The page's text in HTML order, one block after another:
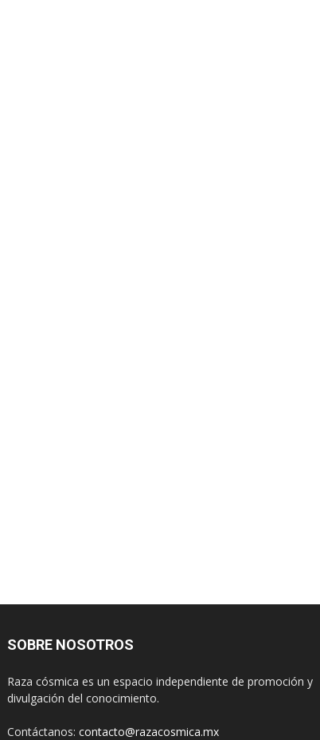
SOBRE NOSOTROS
Raza cósmica es un espacio independiente de promoción y
divulgación del conocimiento.
Contáctanos: contacto@razacosmica.mx